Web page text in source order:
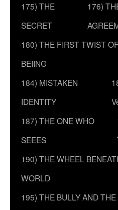
175) THE
SECRET
176)
180) THE FIRST TWIST OF
BEIING
184) MISTAKEN
IDENTITY
187) THE ONE WHO
SEEES
190) THE WHEEL
WORLD
195) THE BULLY AND THE